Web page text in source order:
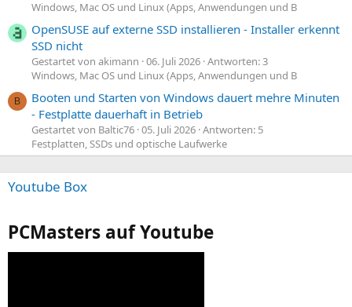
Windows, Mac OS und Linux (Apps, Anwendungen und B
OpenSUSE auf externe SSD installieren - Installer erkennt
SSD nicht
Gestartet von akimann 06. Juli 2026 Antworten: 3
Windows, Mac OS und Linux (Apps, Anwendungen und B
B
Booten und Starten von Windows dauert mehre Minuten
- Festplatte dauerhaft in Betrieb
Gestartet von Baltic76 05. Juli 2026 Antworten: 5
Festplatten, SSDs und optische Laufwerke
Youtube Box
PCMasters auf Youtube